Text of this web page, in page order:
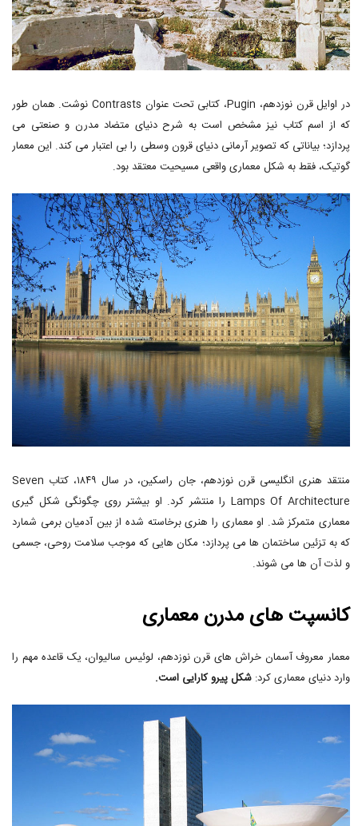
در اوایل قرن نوزدهم، Pugin، کتابی تحت عنوان Contrasts نوشت. همان طور
که از اسم کتاب نیز مشخص است به شرح دنیای متضاد مدرن و صنعتی می
پردازد؛ بیاناتی که تصویر آرمانی دنیای قرون وسطی را بی اعتبار می کند. این معمار
گوتیک، فقط به شکل معماری واقعی مسیحیت معتقد بود.
منتقد هنری انگلیسی قرن نوزدهم، جان راسکین، در سال ۱۸۴۹، کتاب Seven
Lamps Of Architecture را منتشر کرد. او بیشتر روی چگونگی شکل گیری
معماری متمرکز شد. او معماری را هنری برخاسته شده از بین آدمیان برمی شمارد
که به تزئین ساختمان ها می پردازد؛ مکان هایی که موجب سلامت روحی، جسمی
و لذت آن ها می شوند.
کانسپت های مدرن معماری
معمار معروف آسمان خراش های قرن نوزدهم، لوئیس سالیوان، یک قاعده مهم را
وارد دنیای معماری کرد: شکل پیرو کارایی است.